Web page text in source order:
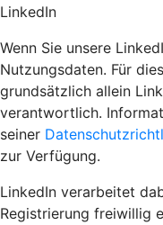
LinkedIn
Wenn Sie unsere
Nutzungsdaten. Für
grundsätzlich allein
verantwortlich.
seiner
zur Verfügung.
LinkedIn verarbeitet
Registrierung freiwillig